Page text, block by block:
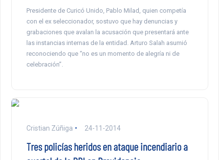
Presidente de Curicó Unido, Pablo Milad, quien competía
con el ex seleccionador, sostuvo que hay denuncias y
grabaciones que avalan la acusación que presentará ante
las instancias internas de la entidad. Arturo Salah asumió
reconociendo que “no es un momento de alegría ni de
celebración”.
Cristian Zúñiga 24-11-2014
Tres policías heridos en ataque incendiario a